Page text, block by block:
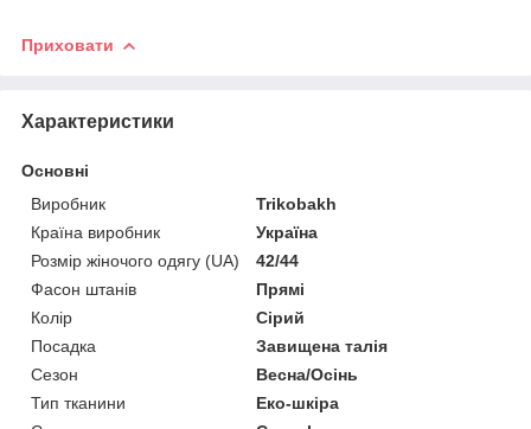
Приховати
Характеристики
Основні
Виробник
Trikobakh
Країна виробник
Україна
Розмір жіночого одягу (UA)
42/44
Фасон штанів
Прямі
Колір
Сірий
Посадка
Завищена талія
Сезон
Весна/Осінь
Тип тканини
Еко-шкіра